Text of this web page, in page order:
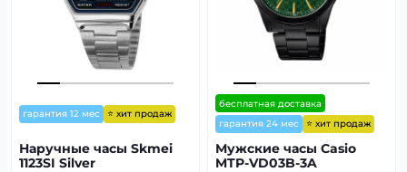
гарантия 12 мес ⭐ хит продаж
Наручные часы Skmei
1123SI Silver
бесплатная доставка
гарантия 24 мес
⭐ хит продаж
Мужские часы Casio
MTP-VD03B-3A